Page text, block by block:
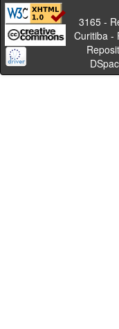
Av.
3165 -